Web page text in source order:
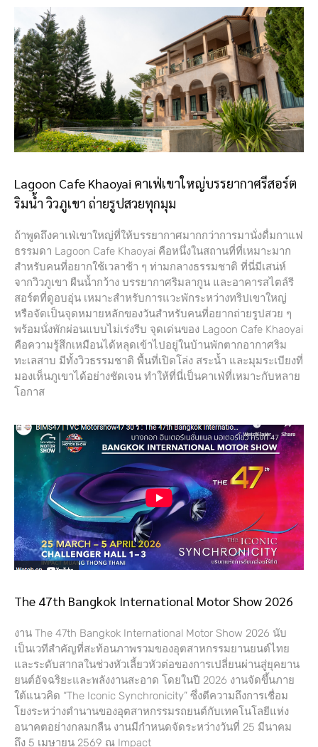
Lagoon Cafe Khaoyai คาเฟ่เขาใหญ่บรรยากาศรีสอร์ต
ริมน้ำ วิวภูเขา ถ่ายรูปสวยทุกมุม
ถ้าพูดถึงคาเฟ่เขาใหญ่ที่ให้บรรยากาศมากกว่าการมานั่งดื่มกาแฟ
ธรรมดา Lagoon Cafe Khaoyai คือหนึ่งในสถานที่ที่เหมาะมาก
สำหรับคนที่อยากใช้เวลาช้า ๆ ท่ามกลางธรรมชาติ ที่นี่มีเสน่ห์
จากวิวภูเขา ผืนน้ำกว้าง บรรยากาศริมลากูน และอาคารสไตล์รี
สอร์ตที่ดูอบอุ่น เหมาะสำหรับการแวะพักระหว่างทริปเขาใหญ่
หรือจัดเป็นจุดหมายหลักของวันสำหรับคนที่อยากถ่ายรูปสวย ๆ
พร้อมนั่งพักผ่อนแบบไม่เร่งรีบ จุดเด่นของ Lagoon Cafe Khaoyai
คือความรู้สึกเหมือนได้หลุดเข้าไปอยู่ในบ้านพักตากอากาศริม
ทะเลสาบ มีทั้งวิวธรรมชาติ พื้นที่เปิดโล่ง สระน้ำ และมุมระเบียงที่
มองเห็นภูเขาได้อย่างชัดเจน ทำให้ที่นี่เป็นคาเฟ่ที่เหมาะกับหลาย
โอกาส
The 47th Bangkok International Motor Show 2026
งาน The 47th Bangkok International Motor Show 2026 นับ
เป็นเวทีสำคัญที่สะท้อนภาพรวมของอุตสาหกรรมยานยนต์ไทย
และระดับสากลในช่วงหัวเลี้ยวหัวต่อของการเปลี่ยนผ่านสู่ยุคยาน
ยนต์อัจฉริยะและพลังงานสะอาด โดยในปี 2026 งานจัดขึ้นภาย
ใต้แนวคิด “The Iconic Synchronicity” ซึ่งตีความถึงการเชื่อม
โยงระหว่างตำนานของอุตสาหกรรมรถยนต์กับเทคโนโลยีแห่ง
อนาคตอย่างกลมกลืน งานมีกำหนดจัดระหว่างวันที่ 25 มีนาคม
ถึง 5 เมษายน 2569 ณ Impact